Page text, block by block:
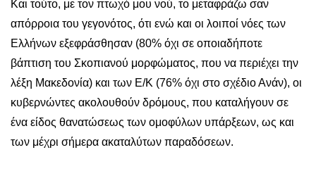
Και τούτο, με τον πτωχό μου νού, το μεταφράζω σαν
απόρροια του γεγονότος, ότι ενώ και οι λοιποί νόες των
Ελλήνων εξεφράσθησαν (80% όχι σε οποιαδήποτε
βάπτιση του Σκοπιανού μορφώματος, που να περιέχει την
λέξη Μακεδονία) και των Ε/Κ (76% όχι στο σχέδιο Ανάν), οι
κυβερνώντες ακολουθούν δρόμους, που καταλήγουν σε
ένα είδος θανατώσεως των ομοφύλων υπάρξεων, ως και
των μέχρι σήμερα ακαταλύτων παραδόσεων.